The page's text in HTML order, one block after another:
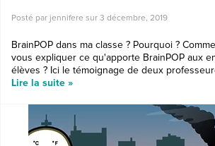
Posté par jennifere sur 3 décembre, 2019
BrainPOP dans ma classe ? Pourquoi ?
vous expliquer ce qu'apporte BrainPOP aux
élèves ? Ici le témoignage de deux
Lire la suite »